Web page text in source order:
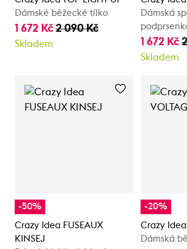
Dámské běžecké tílko
1 672 Kč 2 090 Kč
Skladem
Dámská
1 672 Kč
Skladem
-50%
Crazy Idea FUSEAUX
KINSEJ
-20%
Crazy Idea
Dámská